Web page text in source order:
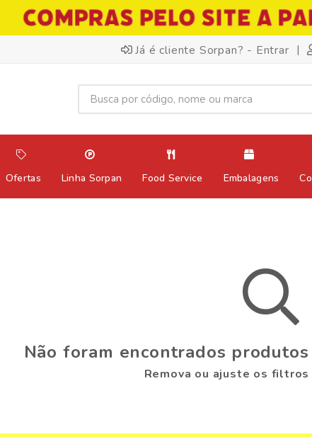
Já é cliente Sorpan? - Entrar |
Ofertas Linha Sorpan Food Service Embalagens
Não foram encontrados
Remova ou ajuste os filtros